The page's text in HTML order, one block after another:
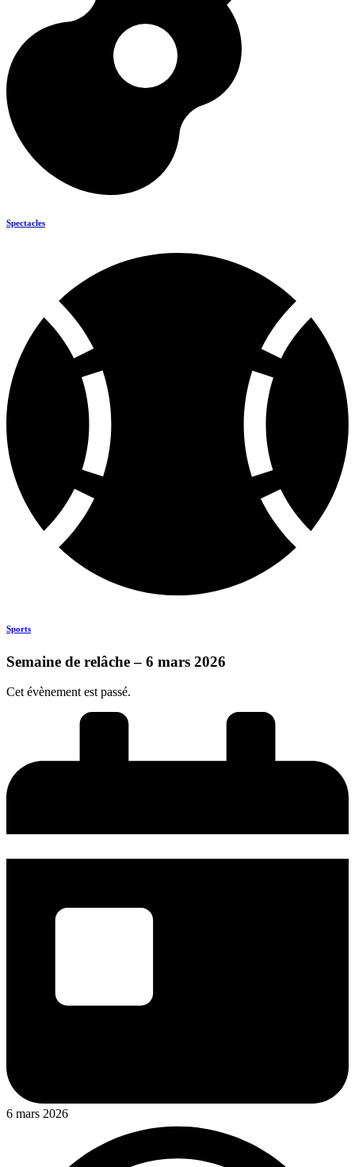
Spectacles
Sports
Semaine de relâche – 6 mars 2026
Cet évènement est passé.
6 mars 2026